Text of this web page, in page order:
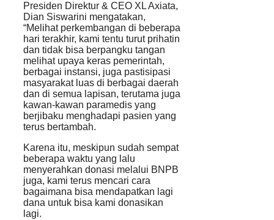
Presiden Direktur & CEO XL Axiata,
Dian Siswarini mengatakan,
“Melihat perkembangan di beberapa
hari terakhir, kami tentu turut prihatin
dan tidak bisa berpangku tangan
melihat upaya keras pemerintah,
berbagai instansi, juga pastisipasi
masyarakat luas di berbagai daerah
dan di semua lapisan, terutama juga
kawan-kawan paramedis yang
berjibaku menghadapi pasien yang
terus bertambah.
Karena itu, meskipun sudah sempat
beberapa waktu yang lalu
menyerahkan donasi melalui BNPB
juga, kami terus mencari cara
bagaimana bisa mendapatkan lagi
dana untuk bisa kami donasikan
lagi.